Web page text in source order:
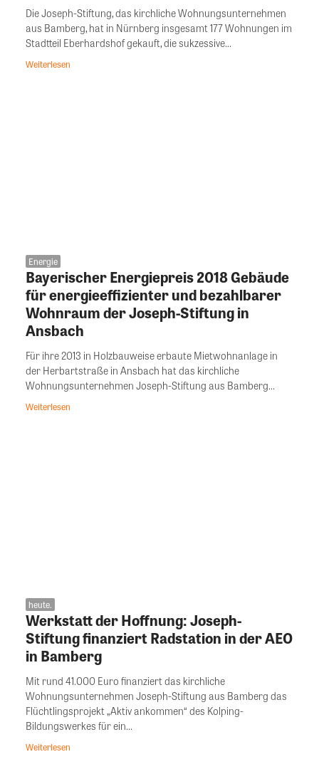
Die Joseph-Stiftung, das kirchliche Wohnungsunternehmen
aus Bamberg, hat in Nürnberg insgesamt 177 Wohnungen im
Stadtteil Eberhardshof gekauft, die sukzessive...
Weiterlesen
Energie
Bayerischer Energiepreis 2018 Gebäude
für energieeffizienter und bezahlbarer
Wohnraum der Joseph-Stiftung in
Ansbach
Für ihre 2013 in Holzbauweise erbaute Mietwohnanlage in
der Herbartstraße in Ansbach hat das kirchliche
Wohnungsunternehmen Joseph-Stiftung aus Bamberg...
Weiterlesen
heute.
Werkstatt der Hoffnung: Joseph-
Stiftung finanziert Radstation in der AEO
in Bamberg
Mit rund 41.000 Euro finanziert das kirchliche
Wohnungsunternehmen Joseph-Stiftung aus Bamberg das
Flüchtlingsprojekt „Aktiv ankommen“ des Kolping-
Bildungswerkes für ein...
Weiterlesen